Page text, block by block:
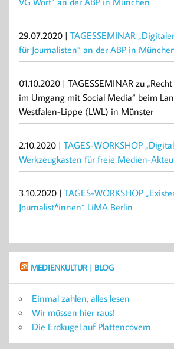
29.07.2020 | TAGESSEMINAR
für Journalisten“ an der ABP in
01.10.2020 | TAGESSEMINAR zu
im Umgang mit Social Media“ beim
Westfalen-Lippe (LWL) in Münster
2.10.2020 | TAGES-WORKSHOP
Werkzeugkasten für freie Medien-
3.10.2020 | TAGES-WORKSHOP
Journalist*innen“ LiMA Berlin
MEDIENKULTUR | BLOG
Einmal zahlen, alles lesen
Wir müssen hier raus!
Die Erdkugel auf Plattencovern